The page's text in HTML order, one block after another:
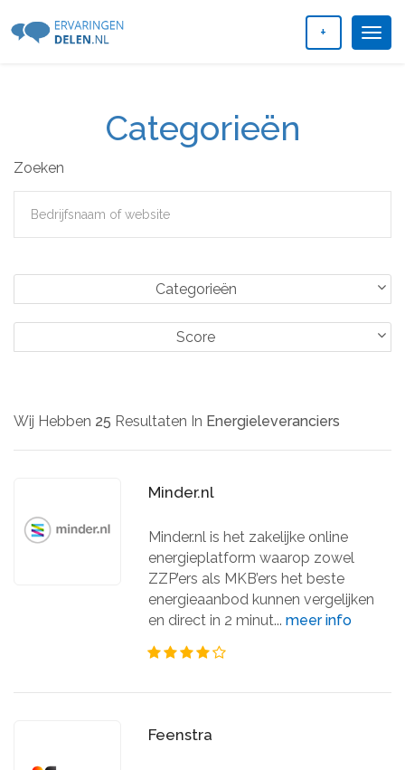
+
Categorieën
Zoeken
Categorieën
Score
Wij Hebben 25 Resultaten In Energieleveranciers
Minder.nl
Minder.nl is het zakelijke online
energieplatform waarop zowel
ZZP’ers als MKB’ers het beste
energieaanbod kunnen vergelijken
en direct in 2 minut...meer info
Feenstra